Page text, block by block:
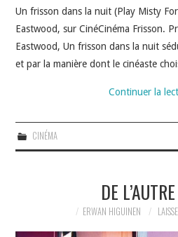
Un frisson dans la nuit (Play Misty
Eastwood, sur CinéCinéma Frisson.
Eastwood, Un frisson dans la nuit
et par la manière dont le cinéaste
Continuer la
CINÉMA
DE
ERWAN HIGUINEN